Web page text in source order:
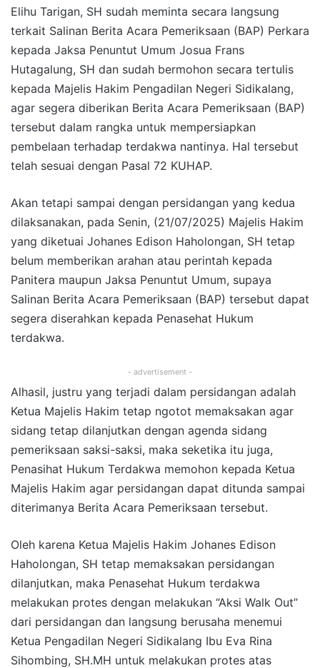
Elihu Tarigan, SH sudah meminta secara langsung
terkait Salinan Berita Acara Pemeriksaan (BAP) Perkara
kepada Jaksa Penuntut Umum Josua Frans
Hutagalung, SH dan sudah bermohon secara tertulis
kepada Majelis Hakim Pengadilan Negeri Sidikalang,
agar segera diberikan Berita Acara Pemeriksaan (BAP)
tersebut dalam rangka untuk mempersiapkan
pembelaan terhadap terdakwa nantinya. Hal tersebut
telah sesuai dengan Pasal 72 KUHAP.
Akan tetapi sampai dengan persidangan yang kedua
dilaksanakan, pada Senin, (21/07/2025) Majelis Hakim
yang diketuai Johanes Edison Haholongan, SH tetap
belum memberikan arahan atau perintah kepada
Panitera maupun Jaksa Penuntut Umum, supaya
Salinan Berita Acara Pemeriksaan (BAP) tersebut dapat
segera diserahkan kepada Penasehat Hukum
terdakwa.
- advertisement -
Alhasil, justru yang terjadi dalam persidangan adalah
Ketua Majelis Hakim tetap ngotot memaksakan agar
sidang tetap dilanjutkan dengan agenda sidang
pemeriksaan saksi-saksi, maka seketika itu juga,
Penasihat Hukum Terdakwa memohon kepada Ketua
Majelis Hakim agar persidangan dapat ditunda sampai
diterimanya Berita Acara Pemeriksaan tersebut.
Oleh karena Ketua Majelis Hakim Johanes Edison
Haholongan, SH tetap memaksakan persidangan
dilanjutkan, maka Penasehat Hukum terdakwa
melakukan protes dengan melakukan “Aksi Walk Out”
dari persidangan dan langsung berusaha menemui
Ketua Pengadilan Negeri Sidikalang Ibu Eva Rina
Sihombing, SH.MH untuk melakukan protes atas